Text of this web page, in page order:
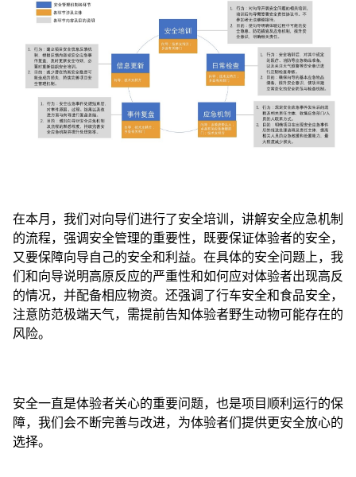
在本月，我们对向导们进行了安全培训，讲解安全应急机制
的流程，强调安全管理的重要性，既要保证体验者的安全，
又要保障向导自己的安全和利益。在具体的安全问题上，我
们和向导说明高原反应的严重性和如何应对体验者出现高反
的情况，并配备相应物资。还强调了行车安全和食品安全，
注意防范极端天气，需提前告知体验者野生动物可能存在的
风险。
安全一直是体验者关心的重要问题，也是项目顺利运行的保
障，我们会不断完善与改进，为体验者们提供更安全放心的
选择。